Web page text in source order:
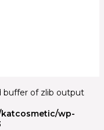
buffer of zlib output
wp-